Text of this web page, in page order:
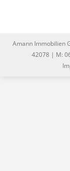
Amann Immobilien
42078 | M: